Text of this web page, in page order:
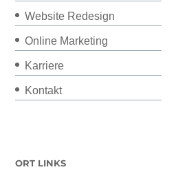
Website Redesign
Online Marketing
Karriere
Kontakt
ORT LINKS